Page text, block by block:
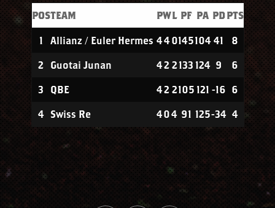
POSTEAM PWL PF PA PDPTS
1 Allianz / Euler Hermes 440145104 41 8
2 Guotai Junan 42 2133 124 9 6
3 QBE 42 2105 121 -16 6
4 Swiss Re 404 91 125-34 4